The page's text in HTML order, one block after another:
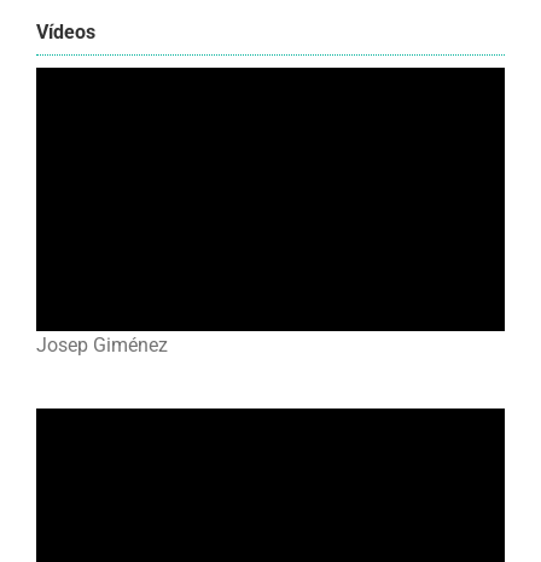
Vídeos
Josep Giménez